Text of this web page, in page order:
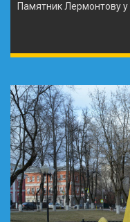
Памятник Лермонтову